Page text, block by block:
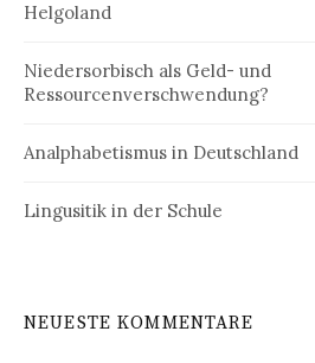
Helgoland
Niedersorbisch als Geld- und
Ressourcenverschwendung?
Analphabetismus in Deutschland
Lingusitik in der Schule
NEUESTE KOMMENTARE